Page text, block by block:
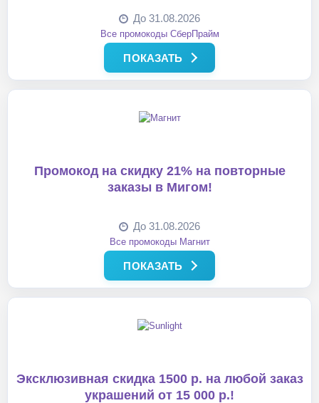
До 31.08.2026
Все промокоды СберПрайм
ПОКАЗАТЬ
Промокод на скидку 21% на повторные
заказы в Мигом!
До 31.08.2026
Все промокоды Магнит
ПОКАЗАТЬ
Эксклюзивная скидка 1500 р. на любой заказ
украшений от 15 000 р.!